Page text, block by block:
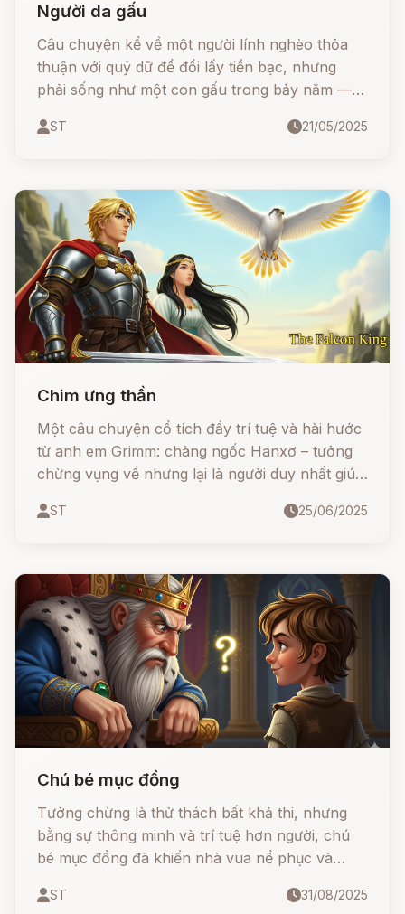
Người da gấu
Câu chuyện kể về một người lính nghèo thỏa
thuận với quỷ dữ để đổi lấy tiền bạc, nhưng
phải sống như một con gấu trong bảy năm —
Liệu anh có giữ được lời hứa? Và liệu tình yêu,
ST 21/05/2025
Chim ưng thần
Một câu chuyện cổ tích đầy trí tuệ và hài hước
từ anh em Grimm: chàng ngốc Hanxơ – tưởng
chừng vụng về nhưng lại là người duy nhất giúp
lừa nhà vua tham lam và cuối cùng cưới được
ST 25/06/2025
Chú bé mục đồng
Tưởng chừng là thử thách bất khả thi, nhưng
bằng sự thông minh và trí tuệ hơn người, chú
bé mục đồng đã khiến nhà vua nể phục và
vua.
ST 31/08/2025